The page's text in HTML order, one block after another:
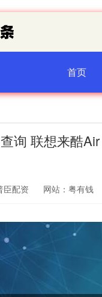
首页
询 联想来酷
臣配资 网站：粤有钱